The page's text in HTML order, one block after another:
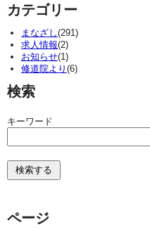
カテゴリー
まなざし(291)
求人情報(2)
お知らせ(1)
修道院より (6)
検索
キーワード
ページ